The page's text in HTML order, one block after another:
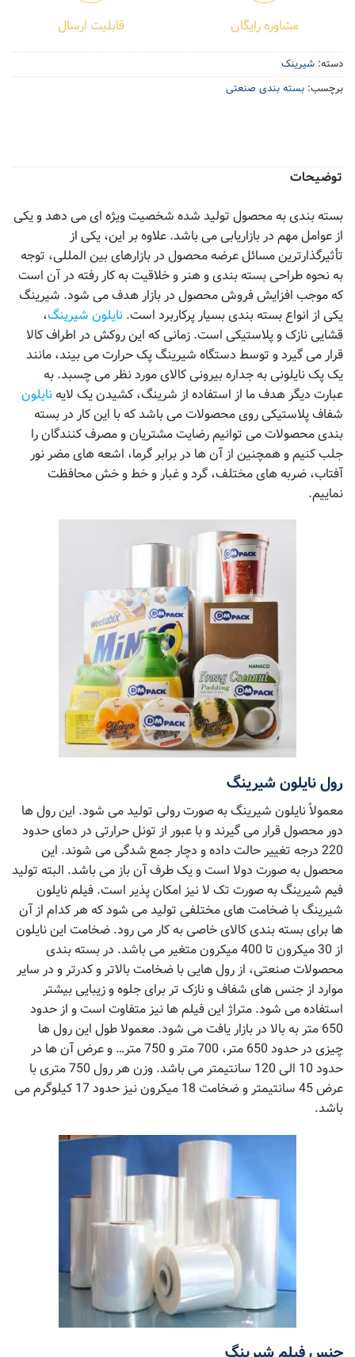
مشاوره رایگان قابلیت ارسال
دسته: شیرینک
برچسب: بسته بندی صنعتی
توضیحات
بسته بندی به محصول تولید شده شخصیت ویژه ای می دهد و یکی
از عوامل مهم در بازاریابی می باشد. علاوه بر این، یکی از
تأثیرگذارترین مسائل عرضه محصول در بازارهای بین المللی، توجه
به نحوه طراحی بسته بندی و هنر و خلاقیت به کار رفته در آن است
که موجب افزایش فروش محصول در بازار هدف می شود. شیرینگ
یکی از انواع بسته بندی بسیار پرکاربرد است. نایلون شیرینگ،
قشایی نازک و پلاستیکی است. زمانی که این روکش در اطراف کالا
قرار می گیرد و توسط دستگاه شیرینگ پک حرارت می بیند، مانند
یک پک نایلونی به جداره بیرونی کالای مورد نظر می چسبد. به
عبارت دیگر هدف ما از استفاده از شرینگ، کشیدن یک لایه نایلون
شفاف پلاستیکی روی محصولات می باشد که با این کار در بسته
بندی محصولات می توانیم رضایت مشتریان و مصرف کنندگان را
جلب کنیم و همچنین از آن ها در برابر گرما، اشعه های مضر نور
آفتاب، ضربه های مختلف، گرد و غبار و خط و خش محافظت
نماییم.
رول نایلون شیرینگ
معمولاً نایلون شیرینگ به صورت رولی تولید می شود. این رول ها
دور محصول قرار می گیرند و با عبور از تونل حرارتی در دمای حدود
220 درجه تغییر حالت داده و دچار جمع شدگی می شوند. این
محصول به صورت دولا است و یک طرف آن باز می باشد. البته تولید
فیم شیرینگ به صورت تک لا نیز امکان پذیر است. فیلم نایلون
شیرینگ با ضخامت های مختلفی تولید می شود که هر کدام از آن
ها برای بسته بندی کالای خاصی به کار می رود. ضخامت این نایلون
از 30 میکرون تا 400 میکرون متغیر می باشد. در بسته بندی
محصولات صنعتی، از رول هایی با ضخامت بالاتر و کدرتر و در سایر
موارد از جنس های شفاف و نازک تر برای جلوه و زیبایی بیشتر
استفاده می شود. متراژ این فیلم ها نیز متفاوت است و از حدود
650 متر به بالا در بازار یافت می شود. معمولا طول این رول ها
چیزی در حدود 650 متر، 700 متر و 750 متر… و عرض آن ها در
حدود 10 الی 120 سانتیمتر می باشد. وزن هر رول 750 متری با
عرض 45 سانتیمتر و ضخامت 18 میکرون نیز حدود 17 کیلوگرم می
باشد.